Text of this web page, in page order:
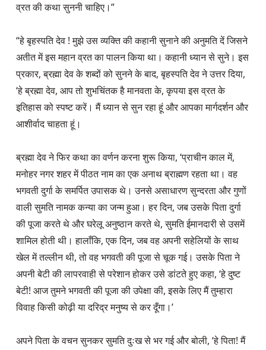
व्रत की कथा सुननी चाहिए।”
“हे बृहस्पति देव ! मुझे उस व्यक्ति की कहानी सुनाने की अनुमति दें जिसने
अतीत में इस महान व्रत का पालन किया था। कहानी ध्यान से सुने। इस
प्रकार, ब्रह्मा देव के शब्दों को सुनने के बाद, बृहस्पति देव ने उत्तर दिया,
‘हे ब्रह्मा देव, आप तो शुभचिंतक है मानवता के, कृपया इस व्रत के
इतिहास को स्पष्ट करें। मैं ध्यान से सुन रहा हूं और आपका मार्गदर्शन और
आशीर्वाद चाहता हूं।
ब्रह्मा देव ने फिर कथा का वर्णन करना शुरू किया, ‘प्राचीन काल में,
मनोहर नगर शहर में पीठत नाम का एक अनाथ ब्राह्मण रहता था। वह
भगवती दुर्गा के समर्पित उपासक थे। उनसे असाधारण सुन्दरता और गुणों
वाली सुमति नामक कन्या का जन्म हुआ। हर दिन, जब उसके पिता दुर्गा
की पूजा करते थे और घरेलू अनुष्ठान करते थे, सुमति ईमानदारी से उसमें
शामिल होती थी। हालाँकि, एक दिन, जब वह अपनी सहेलियों के साथ
खेल में तल्लीन थी, तो वह भगवती की पूजा से चूक गई। उसके पिता ने
अपनी बेटी की लापरवाही से परेशान होकर उसे डांटते हुए कहा, ‘हे दुष्ट
बेटी! आज तुमने भगवती की पूजा की उपेक्षा की, इसके लिए मैं तुम्हारा
विवाह किसी कोढ़ी या दरिद्र मनुष्य से कर दूँगा।’
अपने पिता के वचन सुनकर सुमति दुःख से भर गई और बोली, ‘हे पिता! मैं